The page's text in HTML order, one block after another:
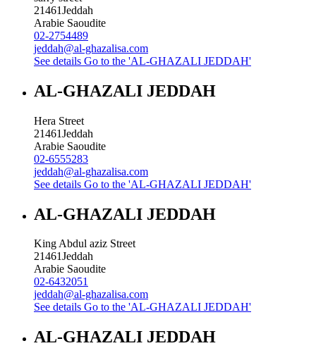
21461Jeddah
Arabie Saoudite
02-2754489
jeddah@al-ghazalisa.com
See details Go to the 'AL-GHAZALI JEDDAH'
AL-GHAZALI JEDDAH
Hera Street
21461Jeddah
Arabie Saoudite
02-6555283
jeddah@al-ghazalisa.com
See details Go to the 'AL-GHAZALI JEDDAH'
AL-GHAZALI JEDDAH
King Abdul aziz Street
21461Jeddah
Arabie Saoudite
02-6432051
jeddah@al-ghazalisa.com
See details Go to the 'AL-GHAZALI JEDDAH'
AL-GHAZALI JEDDAH